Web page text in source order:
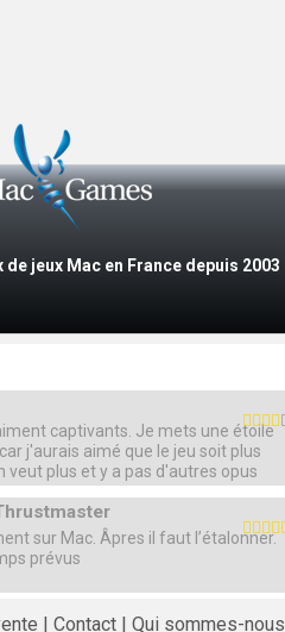
de jeux Mac en France depuis 2003
captivants. Je mets une étoile
j'aurais aimé que le jeu soit plus
veut plus et y a pas d'autres opus
sur Mac. Âpres il faut l’étalonner.
prévus
Contact Qui sommes-nous